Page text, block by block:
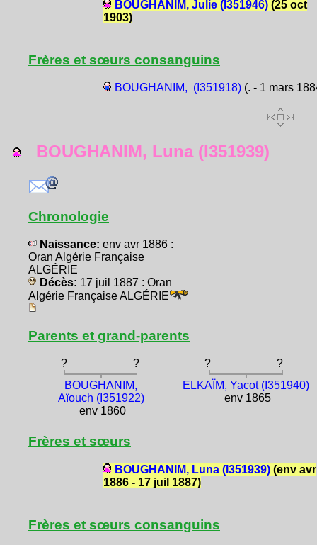
BOUGHANIM, Julie (I351946)(25 oct
1903)
Frères et sœurs consanguins
BOUGHANIM, (I351918)(. - 1 mars
BOUGHANIM, Luna (I351939)
Chronologie
Naissance: env avr 1886 :
Oran Algérie Française
ALGÉRIE
Décès: 17 juil 1887 : Oran
Algérie Française ALGÉRIE
Parents et grand-parents
? ? ?
?
BOUGHANIM,
Aïouch (I351922)
env 1860
ELKAÏM, Yacot (I351940)
env 1865
Frères et sœurs
BOUGHANIM, Luna (I351939)(env avr
1886 - 17 juil 1887)
Frères et sœurs consanguins